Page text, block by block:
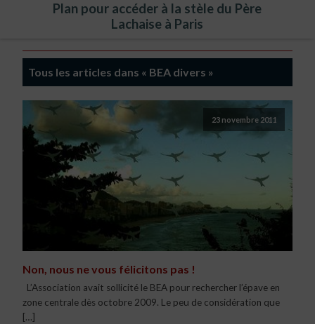
Tous les articles dans « BEA divers »
23 novembre 2011
Non, nous ne vous félicitons pas !
L’Association avait sollicité le BEA pour rechercher l’épave en
zone centrale dès octobre 2009. Le peu de considération que
[…]
Plan pour accéder à la stèle du Père
Lachaise à Paris